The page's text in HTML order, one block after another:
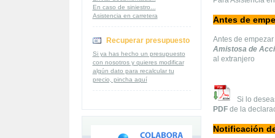
En caso de siniestro...
Asistencia en carretera
Recuperar presupuesto
Si ya has hecho un presupuesto
con nosotros y quieres modificar
algún dato para recalcular tu
precio, pincha aquí
Antes de
Antes de
Amistosa de
al extranjero
Si lo
PDFde la
Notificación